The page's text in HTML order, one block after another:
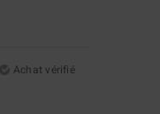
Achat vérifié